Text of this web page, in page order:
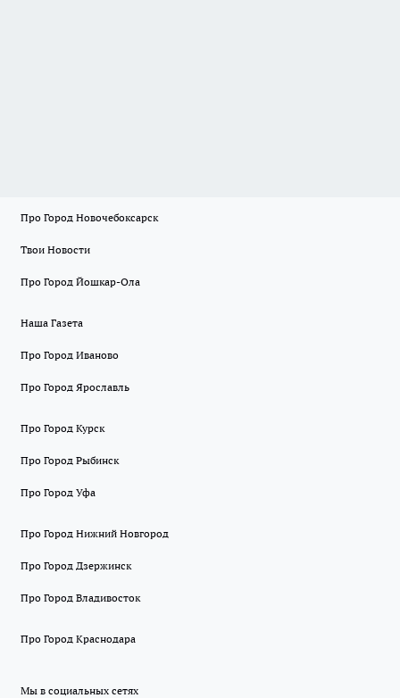
Про Город Новочебоксарск
Твои Новости
Про Город Йошкар-Ола
Наша Газета
Про Город Иваново
Про Город Ярославль
Про Город Курск
Про Город Рыбинск
Про Город Уфа
Про Город Нижний Новгород
Про Город Дзержинск
Про Город Владивосток
Про Город Краснодара
Мы в социальных сетях